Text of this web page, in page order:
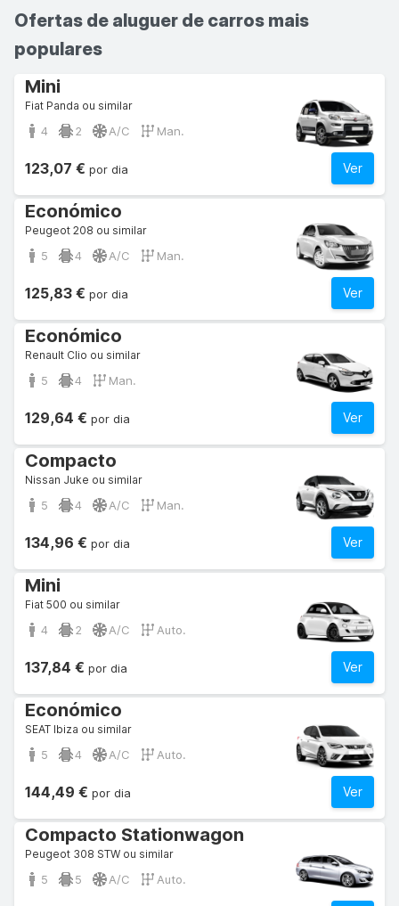
Ofertas de aluguer de carros mais
populares
Mini
Fiat Panda ou similar
4 2 A/C Man.
Ver
123,07 € por dia
Económico
Peugeot 208 ou similar
5 4 A/C Man.
Ver
125,83 € por dia
Económico
Renault Clio ou similar
5 4 Man.
Ver
129,64 € por dia
Compacto
Nissan Juke ou similar
5 4 A/C Man.
Ver
134,96 € por dia
Mini
Fiat 500 ou similar
4 2 A/C Auto.
Ver
137,84 € por dia
Económico
SEAT Ibiza ou similar
5 4 A/C Auto.
Ver
144,49 € por dia
Compacto Stationwagon
Peugeot 308 STW ou similar
5 5 A/C Auto.